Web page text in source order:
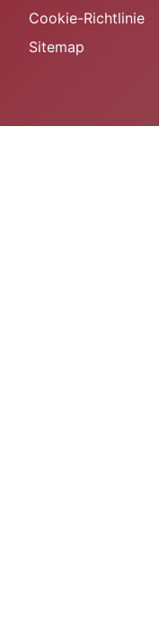
Cookie-Richtlinie
Sitemap